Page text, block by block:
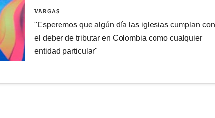
VARGAS
"Esperemos que algún día las iglesias cumplan con
el deber de tributar en Colombia como cualquier
entidad particular"